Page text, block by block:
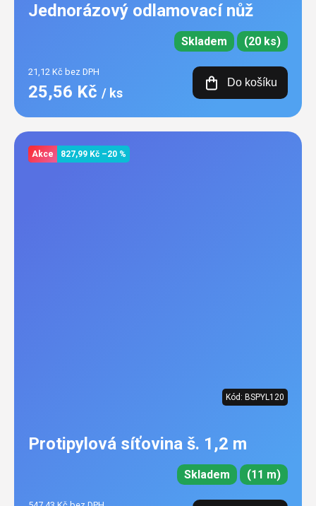
Jednorázový odlamovací nůž
Skladem (20 ks)
21,12 Kč bez DPH
25,56 Kč / ks
Do košíku
Akce 827,99 Kč –20 %
Kód: BSPYL120
Protipylová síťovina š. 1,2 m
Skladem (11 m)